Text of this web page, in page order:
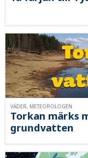
Torkan märks
grundvatten
VÄDER, METEOROLOGEN